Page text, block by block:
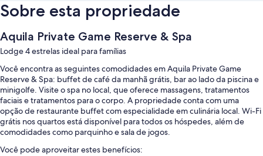
Sobre esta propriedade
Aquila Private Game Reserve & Spa
Lodge 4 estrelas ideal para famílias
Você encontra as seguintes comodidades em Aquila Private Game
Reserve & Spa: buffet de café da manhã grátis, bar ao lado da piscina e
minigolfe. Visite o spa no local, que oferece massagens, tratamentos
faciais e tratamentos para o corpo. A propriedade conta com uma
opção de restaurante buffet com especialidade em culinária local. Wi-Fi
grátis nos quartos está disponível para todos os hóspedes, além de
comodidades como parquinho e sala de jogos.
Você pode aproveitar estes benefícios: